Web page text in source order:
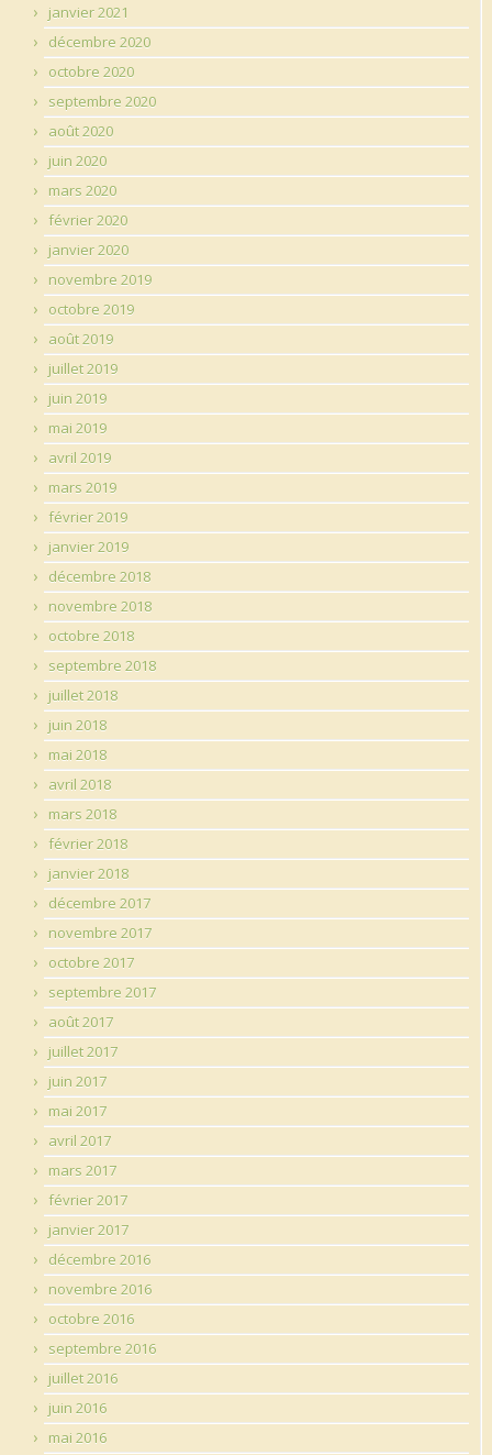
janvier 2021
décembre 2020
octobre 2020
septembre 2020
août 2020
juin 2020
mars 2020
février 2020
janvier 2020
novembre 2019
octobre 2019
août 2019
juillet 2019
juin 2019
mai 2019
avril 2019
mars 2019
février 2019
janvier 2019
décembre 2018
novembre 2018
octobre 2018
septembre 2018
juillet 2018
juin 2018
mai 2018
avril 2018
mars 2018
février 2018
janvier 2018
décembre 2017
novembre 2017
octobre 2017
septembre 2017
août 2017
juillet 2017
juin 2017
mai 2017
avril 2017
mars 2017
février 2017
janvier 2017
décembre 2016
novembre 2016
octobre 2016
septembre 2016
juillet 2016
juin 2016
mai 2016